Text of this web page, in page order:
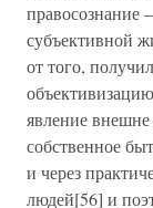
пра­восознание
субъективной
от того,
явление
собственное
и через
людей[56] и